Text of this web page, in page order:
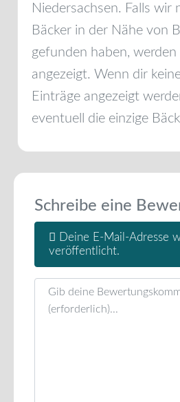
Niedersachsen. Falls wir
Bäcker in der Nähe von
gefunden haben,
angezeigt. Wenn dir
Einträge angezeigt
eventuell die einzige
Schreibe eine
Deine E-Mail-Adresse
veröffentlicht.
Rezensionstext